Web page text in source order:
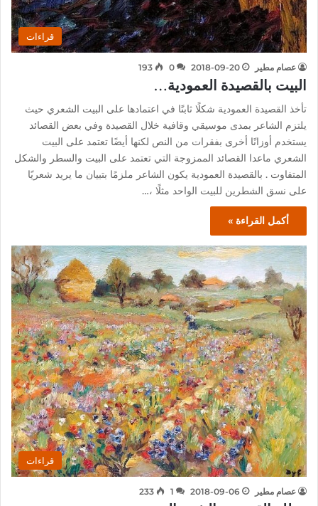
قراءات
عصام مطير 2018-09-20
0
193
البيت بالقصيدة العمودية…
تأخذ القصيدة العمودية شكلًا ثابتًا في اعتمادها على البيت الشعري حيث
يلتزم الشاعر بمدى موسيقي وقافية خلال القصيدة وفي بعض القصائد
يستخدم أوزانًا أخرى بفقرات من النص لكنها أيضًا تعتمد على البيت
الشعري ماعدا القصائد الممزوجة التي تعتمد على البيت والسطر والشكل
المتفاوت . بالقصيدة العمودية يكون الشاعر ملزمًا بتبيان ما يريد شعريًا
على نسق الشطرين للبيت الواحد مثلًا ،…
أكمل القراءة »
قراءات
عصام مطير 2018-09-06
1
233